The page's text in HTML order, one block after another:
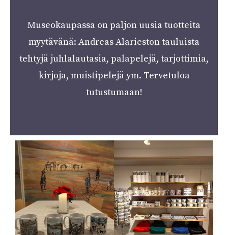
Museokaupassa on paljon uusia tuotteita
myytävänä: Andreas Alarieston tauluista
tehtyjä juhlalautasia, palapelejä, tarjottimia,
kirjoja, muistipelejä ym. Tervetuloa
tutustumaan!